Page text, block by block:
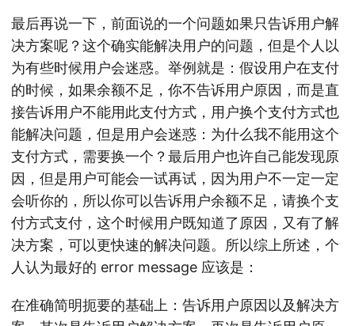
最后再说一下，前面说的一个问题如果只告诉用户解
决方案呢？这个确实能解决用户的问题，但是个人以
为有些时候用户会迷惑。举例就是：假设用户在支付
的时候，如果余额不足，你不告诉用户原因，而是直
接告诉用户不能用此支付方式，用户换个支付方式也
能解决问题，但是用户会迷惑：为什么我不能用这个
支付方式，需要换一个？最后用户也许自己能发现原
因，但是用户可能会一试再试，因为用户不一定一定
会听你的，所以你可以告诉用户余额不足，请换个支
付方式支付，这个时候用户既知道了原因，又有了解
决方案，可以更快速的解决问题。所以综上所述，个
人认为最好的 error message 应该是：
在准确简明扼要的基础上：告诉用户原因以及解决方